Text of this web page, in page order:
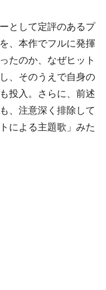
として定評のあるプ
、本作でフルに発揮
たのか、なぜヒット
、そのうえで自身の
投入。さらに、前述
、注意深く排除して
による主題歌」みた